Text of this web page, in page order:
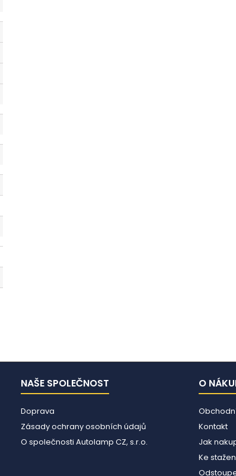
NAŠE SPOLEČNOST
Doprava
Zásady ochrany osobních údajů
O společnosti Autolamp CZ, s.r.o.
O
Kontakt
Jak
Ke